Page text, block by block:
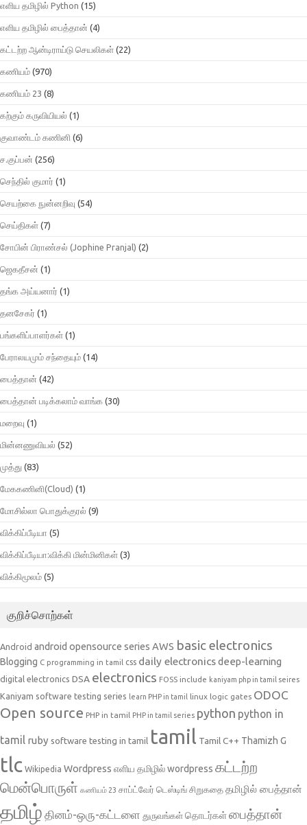
எளிய தமிழில் Python (15)
எளிய தமிழில் பைத்தான் (4)
கட்டற்ற ஆன்டிராய்டு செயலிகள் (22)
கணியம் (970)
கணியம் 23 (8)
கற்கும் கருவியியல் (1)
குவாண்டம் கணினி (6)
ச.குப்பன் (256)
செந்தில் குமார் (1)
செயற்கை நுன்னறிவு (54)
செய்திகள் (7)
சோபின் பிராண்சல் (Jophine Pranjal) (2)
ஜெகதீசன் (1)
தங்க அய்யனார் (1)
தனசேகர் (1)
பங்களிப்பாளர்கள் (1)
பேராலயமும் சந்தையும் (14)
பைத்தான் (42)
பைத்தான் படிக்கலாம் வாங்க (30)
மறைவு (1)
மின்னணுவியல் (52)
முத்து (83)
மேககணினி(Cloud) (1)
மோசில்லா பொதுக்குரல் (9)
விக்கிப்பீடியா (5)
விக்கிப்பீடியா:விக்கி மின்மினிகள் (3)
விக்கிமூலம் (5)
குறிச்சொற்கள்
Android android opensource series AWS basic electronics
Blogging C programming in tamil css daily electronicsdeep-learning
digital electronics DSA electronics FOSS include kaniyam php in tamil seires
Kaniyam software testing series learn PHP in tamil linux logic gates ODOC
Open source PHP in tamil PHP in tamil series python python in
tamil ruby software testing in tamil tamil Tamil C++ Thamizh G
tlc Wikipedia Wordpress எளிய தமிழில் wordpress கட்டற்ற
மென்பொருள் கணியம் 23 சாப்ட்வேர் டெஸ்டிங் சிறுகதை தமிழில் பைத்தான்
தமிழ் தினம்-ஒரு-கட்டளை துருவங்கள் தொடர்கள்பைத்தான்